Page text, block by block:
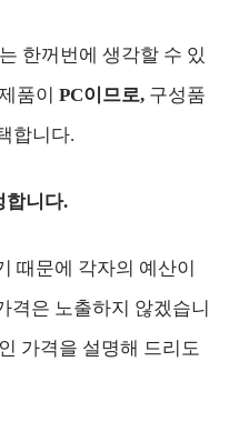
한꺼번에 생각할 수 있
품이 PC이므로, 구성품
합니다.
합니다.
때문에 각자의 예산이
격은 노출하지 않겠습니
가격을 설명해 드리도